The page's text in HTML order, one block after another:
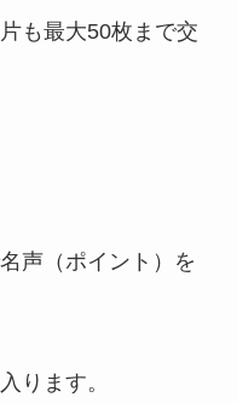
も最大50枚まで交
声（ポイント）を
ります。